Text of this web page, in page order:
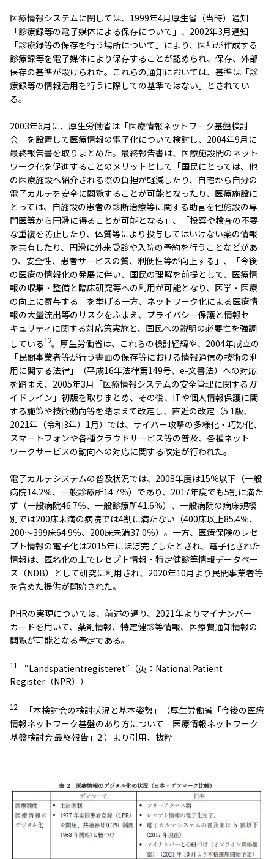
医療情報システムに関しては、1999年4月厚生省（当時）通知
「診療録等の電子媒体による保存について」、2002年3月通知
「診療録等の保存を行う場所について」により、医師が作成する
診療録等を電子媒体により保存することが認められ、保存、外部
保存の基準が設けられた。これらの通知においては、基準は「診
療録等の情報活用を行うに際しての基準ではない」とされてい
る。
2003年6月に、厚生労働省は「医療情報ネットワーク基盤検討
会」を設置して医療情報の電子化について検討し、2004年9月に
最終報告書を取りまとめた。最終報告書は、医療施設間のネット
ワーク化を促進することのメリットとして「国民にとっては、他
の医療施設へ紹介される際の負担が軽減したり、自宅から自分の
電子カルテを安全に閲覧することが可能となったり、医療施設に
とっては、自施設の患者の診断治療等に関する助言を他施設の専
門医等から円滑に得ることが可能となる」、「投薬や検査の不要
な重複を防止したり、体質等により投与してはいけない薬の情報
を共有したり、円滑に外来受診や入院の予約を行うことなどがあ
り、安全性、患者サービスの質、利便性等が向上する」、「今後
の医療の情報化の発展に伴い、国民の理解を前提として、医療情
報の収集・整備と臨床研究等への利用が可能となり、医学・医療
の向上に寄与する」を挙げる一方、ネットワーク化による医療情
報の大量流出等のリスクをふまえ、プライバシー保護と情報セ
キュリティに関する対応策実施と、国民への説明の必要性を強調
している12。厚生労働省は、これらの検討経緯や、2004年成立の
「民間事業者等が行う書面の保存等における情報通信の技術の利
用に関する法律」（平成16年法律第149号、e-文書法）への対応
を踏まえ、2005年3月「医療情報システムの安全管理に関するガ
イドライン」初版を取りまとめ、その後、ITや個人情報保護に関
する施策や技術動向等を踏まえて改定し、直近の改定（5.1版、
2021年（令和3年）1月）では、サイバー攻撃の多様化・巧妙化、
スマートフォンや各種クラウドサービス等の普及、各種ネット
ワークサービスの動向への対応に関する改定が行われた。
電子カルテシステムの普及状況では、2008年度は15％以下（一般
病院14.2％、一般診療所14.7％）であり、2017年度でも5割に満た
ず（一般病院46.7％、一般診療所41.6％）、一般病院の病床規模
別では200床未満の病院では4割に満たない（400床以上85.4％、
200～399床64.9％、200床未満37.0％）。一方、医療保険のレセ
プト情報の電子化は2015年にほぼ完了したとされ、電子化された
情報は、匿名化の上でレセプト情報・特定健診等情報データベー
ス（NDB）として研究に利用され、2020年10月より民間事業者等
を含めた提供が開始された。
PHRの実現については、前述の通り、2021年よりマイナンバー
カードを用いて、薬剤情報、特定健診等情報、医療費通知情報の
閲覧が可能となる予定である。
11 “Landspatientregisteret”（英：National Patient
Register（NPR））
12
「本検討会の検討状況と基本姿勢」（厚生労働省「今後の医療
情報ネットワーク基盤のあり方について 医療情報ネットワーク
基盤検討会 最終報告」2.）より引用、抜粋